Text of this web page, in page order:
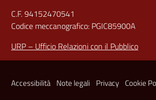
C.F. 94152470541
Codice meccanografico: PGIC85900A
URP – Ufficio Relazioni con il Pubblico
Accessibilità Note legali Privacy Cookie